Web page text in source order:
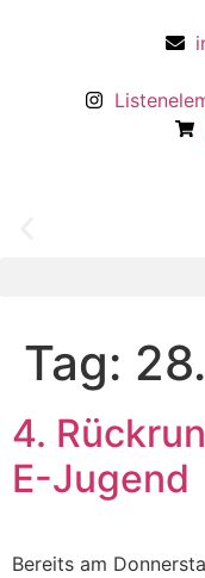
Tag:
4.
E-Jugend
Bereits am